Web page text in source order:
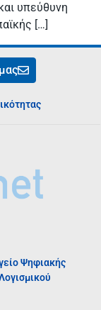
υπεύθυνη
[…]
Ψηφιακής